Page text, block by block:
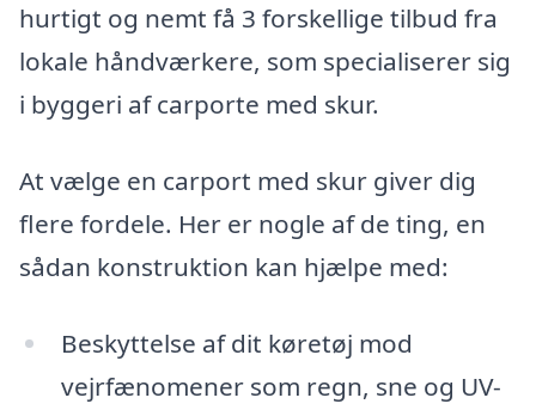
hurtigt og nemt få 3 forskellige tilbud fra
lokale håndværkere, som specialiserer sig
i byggeri af carporte med skur.
At vælge en carport med skur giver dig
flere fordele. Her er nogle af de ting, en
sådan konstruktion kan hjælpe med:
Beskyttelse af dit køretøj mod
vejrfænomener som regn, sne og UV-